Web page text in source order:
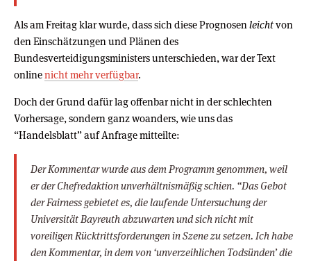
Als am Freitag klar wurde, dass sich diese Prognosen leichtvon
den Einschätzungen und Plänen des
Bundesverteidigungsministers unterschieden, war der Text
onlinenicht mehr verfügbar.
Doch der Grund dafür lag offenbar nicht in der schlechten
Vorhersage, sondern ganz woanders, wie uns das
“Handelsblatt” auf Anfrage mitteilte:
Der Kommentar wurde aus dem Programm genommen, weil
er der Chefredaktion unverhältnismäßig schien. “Das Gebot
der Fairness gebietet es, die laufende Untersuchung der
Universität Bayreuth abzuwarten und sich nicht mit
voreiligen Rücktrittsforderungen in Szene zu setzen. Ich habe
den Kommentar, in dem von ‘unverzeihlichen Todsünden’ die